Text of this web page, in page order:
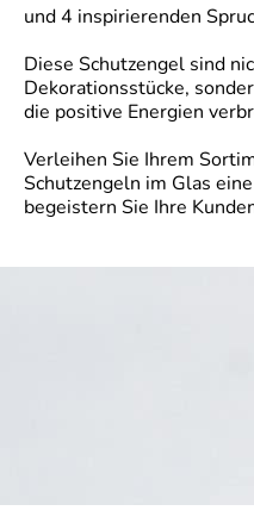
und 4 inspirierenden
Diese Schutzengel sind
Dekorationsstücke,
die positive Energien
Verleihen Sie Ihrem
Schutzengeln im Glas
begeistern Sie Ihre